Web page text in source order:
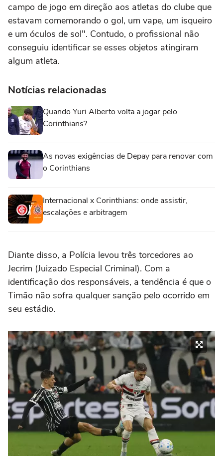
campo de jogo em direção aos atletas do clube que
estavam comemorando o gol, um vape, um isqueiro
e um óculos de sol". Contudo, o profissional não
conseguiu identificar se esses objetos atingiram
algum atleta.
Notícias relacionadas
Quando Yuri Alberto volta a jogar pelo
Corinthians?
As novas exigências de Depay para renovar com
o Corinthians
Internacional x Corinthians: onde assistir,
escalações e arbitragem
Diante disso, a Polícia levou três torcedores ao
Jecrim (Juizado Especial Criminal). Com a
identificação dos responsáveis, a tendência é que o
Timão não sofra qualquer sanção pelo ocorrido em
seu estádio.